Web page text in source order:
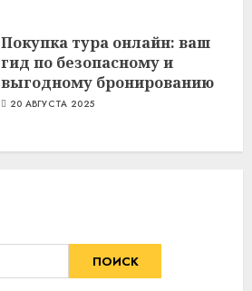
Покупка тура онлайн: ваш
гид по безопасному и
выгодному бронированию
20 АВГУСТА 2025
ПОИСК